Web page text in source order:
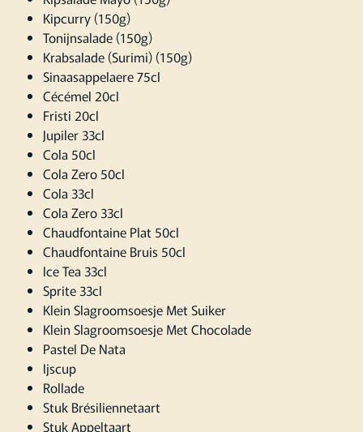
Kipcurry (150g)
Tonijnsalade (150g)
Krabsalade (Surimi) (150g)
Sinaasappelaere 75cl
Cécémel 20cl
Fristi 20cl
Jupiler 33cl
Cola 50cl
Cola Zero 50cl
Cola 33cl
Cola Zero 33cl
Chaudfontaine Plat 50cl
Chaudfontaine Bruis 50cl
Ice Tea 33cl
Sprite 33cl
Klein Slagroomsoesje Met Suiker
Klein Slagroomsoesje Met Chocolade
Pastel De Nata
Ijscup
Rollade
Stuk Brésiliennetaart
Stuk Appeltaart